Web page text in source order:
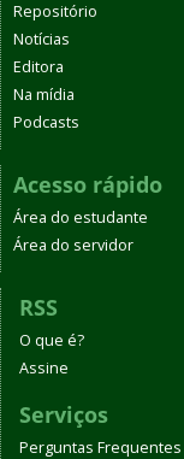
Repositório
Notícias
Editora
Na mídia
Podcasts
Acesso rápido
Área do estudante
Área do servidor
RSS
O que é?
Assine
Serviços
Perguntas Frequentes